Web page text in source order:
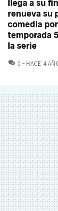
llega a su
renueva su
comedia
temporada
la serie
0 HACE 4